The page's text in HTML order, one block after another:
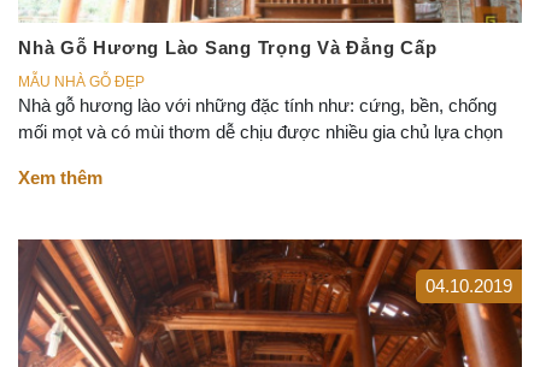
Nhà Gỗ Hương Lào Sang Trọng Và Đẳng Cấp
MẪU NHÀ GỖ ĐẸP
Nhà gỗ hương lào với những đặc tính như: cứng, bền, chống
mối mọt và có mùi thơm dễ chịu được nhiều gia chủ lựa chọn
Xem thêm
04.10.2019